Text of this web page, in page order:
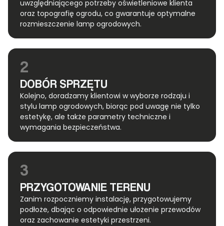
uwzględniającego potrzeby oświetleniowe klienta
oraz topografię ogrodu, co gwarantuje optymalne
rozmieszczenie lamp ogrodowych.
2
DOBÓR SPRZĘTU
Kolejno, doradzamy klientowi w wyborze rodzaju i
stylu lamp ogrodowych, biorąc pod uwagę nie tylko
estetykę, ale także parametry techniczne i
wymagania bezpieczeństwa.
3
PRZYGOTOWANIE TERENU
Zanim rozpoczniemy instalację, przygotowujemy
podłoże, dbając o odpowiednie ułożenie przewodów
oraz zachowanie estetyki przestrzeni.